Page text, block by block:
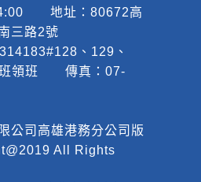
地址：80672高
三路2號
、129、
班領班 傳真：07-
公司高雄港務分公司版
All Rights